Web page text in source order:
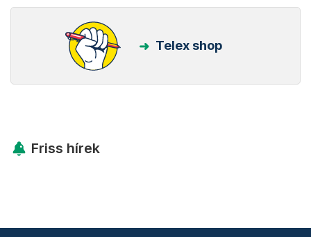
Telex shop
Friss hírek